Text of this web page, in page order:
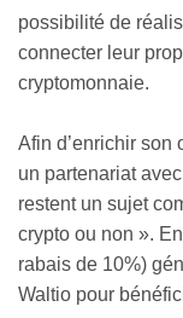
possibilité de
connecter leur
cryptomonnaie.
Afin d’enrichir son
un partenariat avec
restent un sujet
crypto ou non ».
rabais de 10%)
Waltio pour